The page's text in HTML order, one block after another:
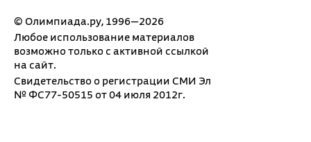
© Олимпиада.ру, 1996—2026
Любое использование материалов
возможно только с активной ссылкой
на сайт.
Свидетельство о регистрации СМИ Эл
№ ФС77-50515 от 04 июля 2012г.